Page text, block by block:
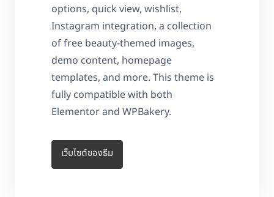
options, quick view, wishlist,
Instagram integration, a collection
of free beauty-themed images,
demo content, homepage
templates, and more. This theme is
fully compatible with both
Elementor and WPBakery.
เว็บไซต์ของธีม